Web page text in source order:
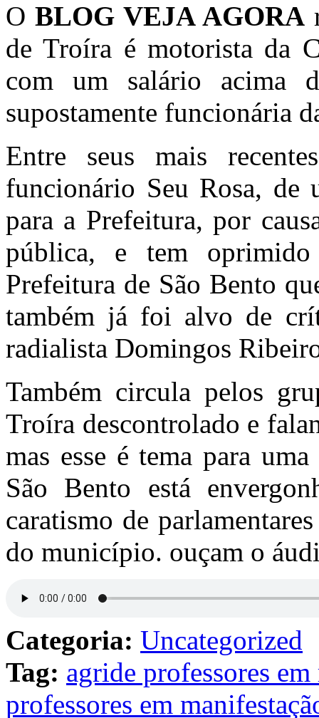
O BLOG VEJA AGORA
de Troíra é motorista da
com um salário acima
supostamente funcionária
Entre seus mais
funcionário Seu Rosa, de
para a Prefeitura, por
pública, e tem oprimido
Prefeitura de São Bento
também já foi alvo de
radialista Domingos
Também circula pelos
Troíra descontrolado e
mas esse é tema para
São Bento está
caratismo de
do município. ouçam o
Categoria: Uncategorized
Tag: agride professores
professores em